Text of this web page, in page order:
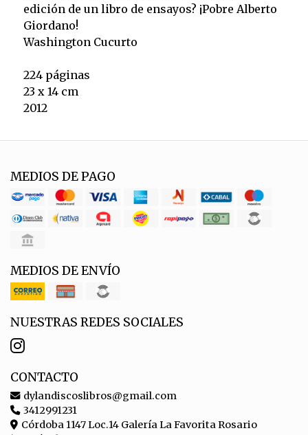
edición de un libro de ensayos? ¡Pobre Alberto
Giordano!
Washington Cucurto
224 páginas
23 x 14 cm
2012
MEDIOS DE PAGO
MEDIOS DE ENVÍO
NUESTRAS REDES SOCIALES
CONTACTO
dylandiscoslibros@gmail.com
3412991231
Córdoba 1147 Loc.14 Galería La Favorita Rosario